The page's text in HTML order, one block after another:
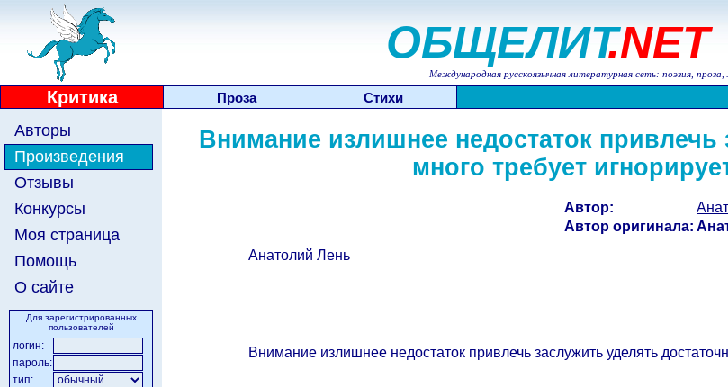
ОБЩЕЛИТ.NET
Международная русскоязычная литературная сеть: поэзия,
Критика Проза Стихи
Авторы
Произведения
Отзывы
Конкурсы
Моя страница
Помощь
О сайте
Для зарегистрированных
пользователей
логин:
пароль:
тип:
Внимание излишнее недостаток привлечь
много требует
Автор:
Автор оригинала:
Анатолий Лень
Внимание излишнее недостаток привлечь заслужить уделять